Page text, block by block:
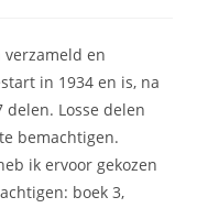
verzameld en
in 1934 en is, na
Losse delen
bemachtigen.
ik ervoor gekozen
boek 3,